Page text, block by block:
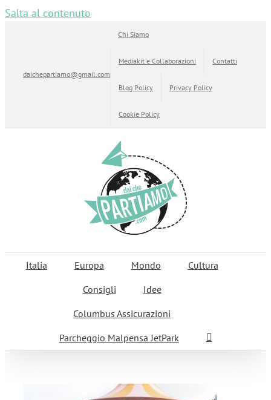
Salta al contenuto
daichepartiamo@gmail.com
Chi Siamo
Mediakit e Collaborazioni Contatti
Blog Policy Privacy Policy
Cookie Policy
Italia Europa Mondo
Cultura
Consigli
Idee
Columbus Assicurazioni
Parcheggio Malpensa JetPark